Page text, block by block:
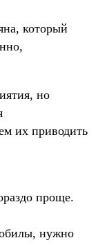
который
но
их приводить
проще.
нужно